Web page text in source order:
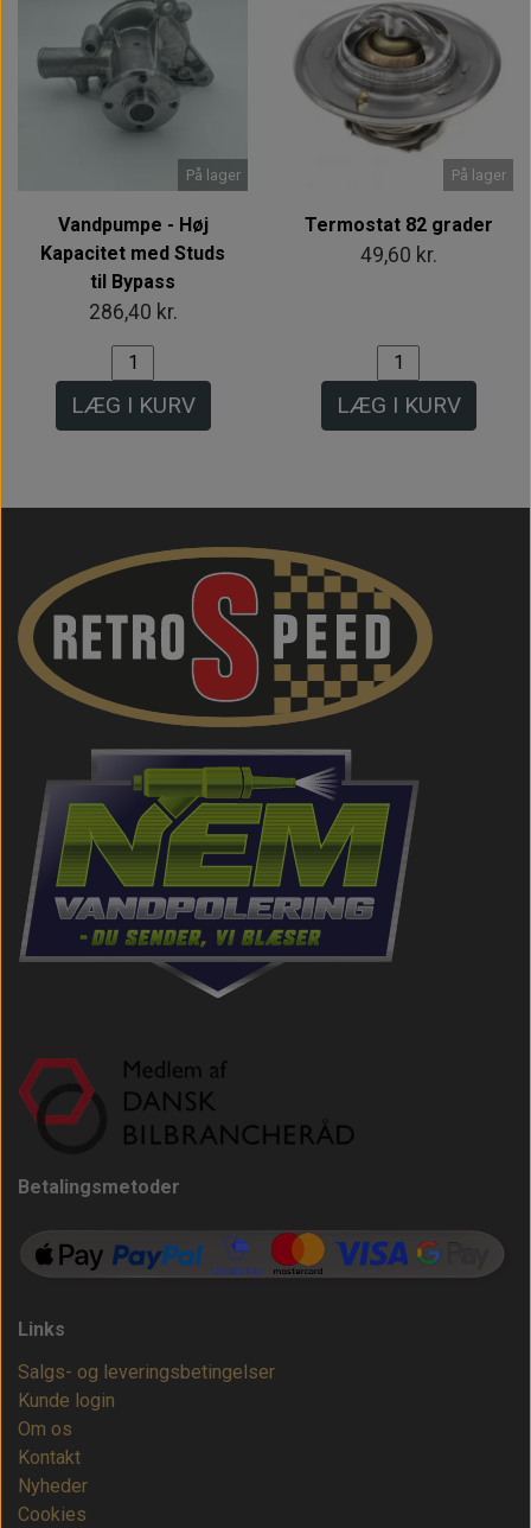
På lager
Vandpumpe - Høj
Kapacitet med Studs
til Bypass
286,40 kr.
LÆG I KURV
På lager
Termostat 82 grader
49,60 kr.
LÆG I KURV
Betalingsmetoder
Links
Salgs- og leveringsbetingelser
Kunde login
Om os
Kontakt
Nyheder
Cookies